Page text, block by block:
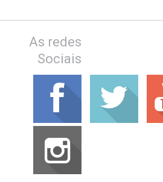
As redes
Sociais